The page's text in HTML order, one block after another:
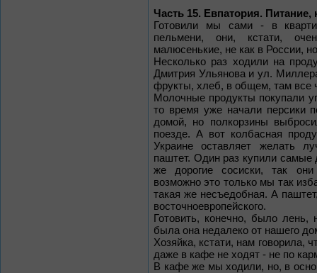
Часть 15. Евпатория.
Готовили мы сами - в
пельмени, они, кстати,
малюсенькие, не как в России,
Несколько раз ходили на
Дмитрия Ульянова и ул.
фрукты, хлеб, в общем, там все
Молочные продукты покупали
то время уже начали персики
домой, но полкорзины
поезде. А вот колбасная
Украине оставляет желать
паштет. Один раз купили самые
же дорогие сосиски, так
возможно это только мы так
такая же несъедобная. А
восточноевропейского.
Готовить, конечно, было
была она недалеко от нашего
Хозяйка, кстати, нам говорила,
даже в кафе не ходят - не по
В кафе же мы ходили, но, в